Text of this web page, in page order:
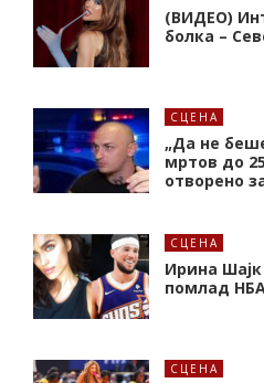
(ВИДЕО)
болка –
СЦЕНА
„Да не
мртов до
отворено
СЦЕНА
Ирина
помлад
СЦЕНА